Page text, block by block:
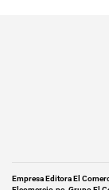
Empresa Editora El